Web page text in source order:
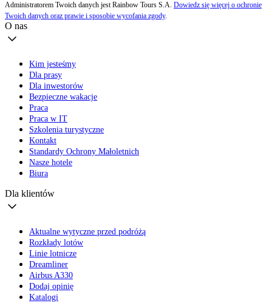
Administratorem Twoich danych jest Rainbow Tours S.A. Dowiedz się więcej o ochronie
Twoich danych oraz prawie i sposobie wycofania zgody.
O nas
Kim jesteśmy
Dla prasy
Dla inwestorów
Bezpieczne wakacje
Praca
Praca w IT
Szkolenia turystyczne
Kontakt
Standardy Ochrony Małoletnich
Nasze hotele
Biura
Dla klientów
Aktualne wytyczne przed podróżą
Rozkłady lotów
Linie lotnicze
Dreamliner
Airbus A330
Dodaj opinię
Katalogi